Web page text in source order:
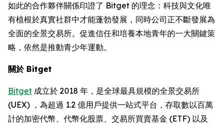
如此的合作夥伴關係印證了 Bitget 的理念：科技與文化唯
有植根於真實社群中才能蓬勃發展，同時公司正不斷發展為
全面的全景交易所。促進信任和培養本地青年的一大關鍵策
略，依然是推動青少年運動。
關於 Bitget
Bitget 成立於 2018 年，是全球最具規模的全景交易所
(UEX) ，為超過 1.2 億用戶提供一站式平台，存取數以百萬
計的加密代幣、代幣化股票、交易所買賣基金 (ETF) 以及